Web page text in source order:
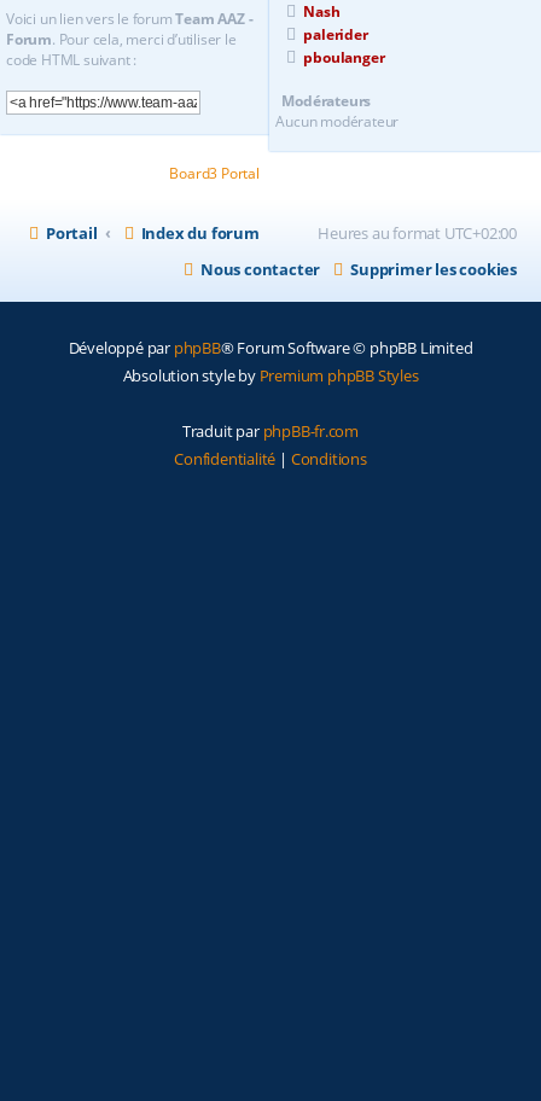
Voici un lien vers le forumTeam AAZ -
Forum. Pour cela, merci d’utiliser le
code HTML suivant :
Nash
palerider
pboulanger
Modérateurs
Aucun modérateur
Board3 Portal
Portail Index du forum Heures au format UTC+02:00
Supprimer les cookies
Nous contacter
Développé par phpBB® Forum Software © phpBB Limited
Absolution style by Premium phpBB Styles
Traduit par phpBB-fr.com
Confidentialité | Conditions